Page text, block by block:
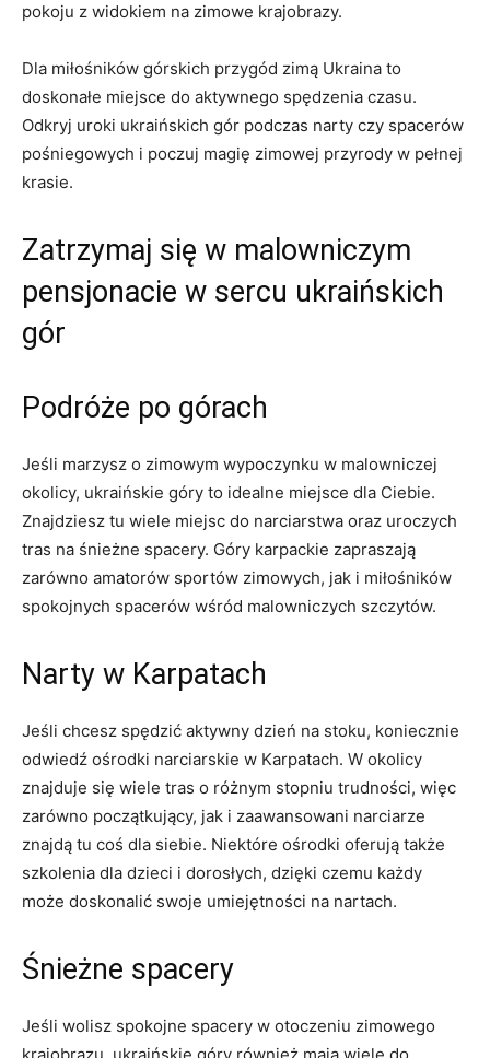
pokoju z widokiem na zimowe krajobrazy.
Dla miłośników górskich przygód zimą Ukraina to
doskonałe miejsce do‌ aktywnego‍ spędzenia czasu.
Odkryj uroki ukraińskich gór ⁢podczas narty czy spacerów‍
pośniegowych i poczuj magię zimowej przyrody w pełnej
krasie.
Zatrzymaj się⁣ w malowniczym
pensjonacie w sercu ukraińskich
gór
Podróże‌ po górach
Jeśli marzysz o zimowym wypoczynku w malowniczej
okolicy, ukraińskie góry to idealne miejsce dla⁢ Ciebie.
Znajdziesz tu wiele miejsc do narciarstwa oraz uroczych
tras na śnieżne spacery. Góry karpackie zapraszają
zarówno⁢ amatorów sportów zimowych, jak i miłośników
spokojnych spacerów wśród malowniczych szczytów.
Narty w Karpatach
Jeśli chcesz spędzić aktywny dzień na stoku, koniecznie⁣
odwiedź ⁤ośrodki narciarskie w Karpatach. W okolicy
znajduje się ⁢wiele tras ​o różnym stopniu trudności, więc
⁣zarówno początkujący, ⁤jak ‌i⁤ zaawansowani narciarze
znajdą tu coś dla ⁢siebie. Niektóre ośrodki⁤ oferują także
szkolenia dla‌ dzieci i dorosłych, dzięki czemu każdy
może doskonalić⁢ swoje umiejętności ⁢na nartach.
Śnieżne spacery
Jeśli wolisz spokojne spacery w otoczeniu zimowego